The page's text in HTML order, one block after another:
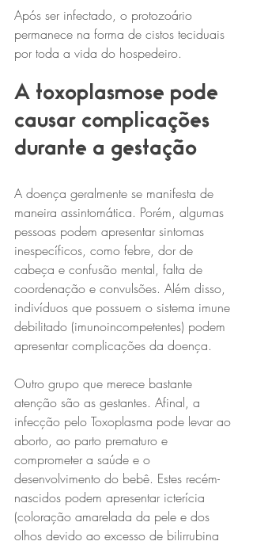
Após ser infectado, o protozoário
permanece na forma de cistos teciduais
por toda a vida do hospedeiro.
A toxoplasmose pode
causar complicações
durante a gestação
A doença geralmente se manifesta de
maneira assintomática. Porém, algumas
pessoas podem apresentar sintomas
inespecíficos, como febre, dor de
cabeça e confusão mental, falta de
coordenação e convulsões. Além disso,
indivíduos que possuem o sistema imune
debilitado (imunoincompetentes) podem
apresentar complicações da doença.
Outro grupo que merece bastante
atenção são as gestantes. Afinal, a
infecção pelo Toxoplasma pode levar ao
aborto, ao parto prematuro e
comprometer a saúde e o
desenvolvimento do bebê. Estes recém-
nascidos podem apresentar icterícia
(coloração amarelada da pele e dos
olhos devido ao excesso de bilirrubina